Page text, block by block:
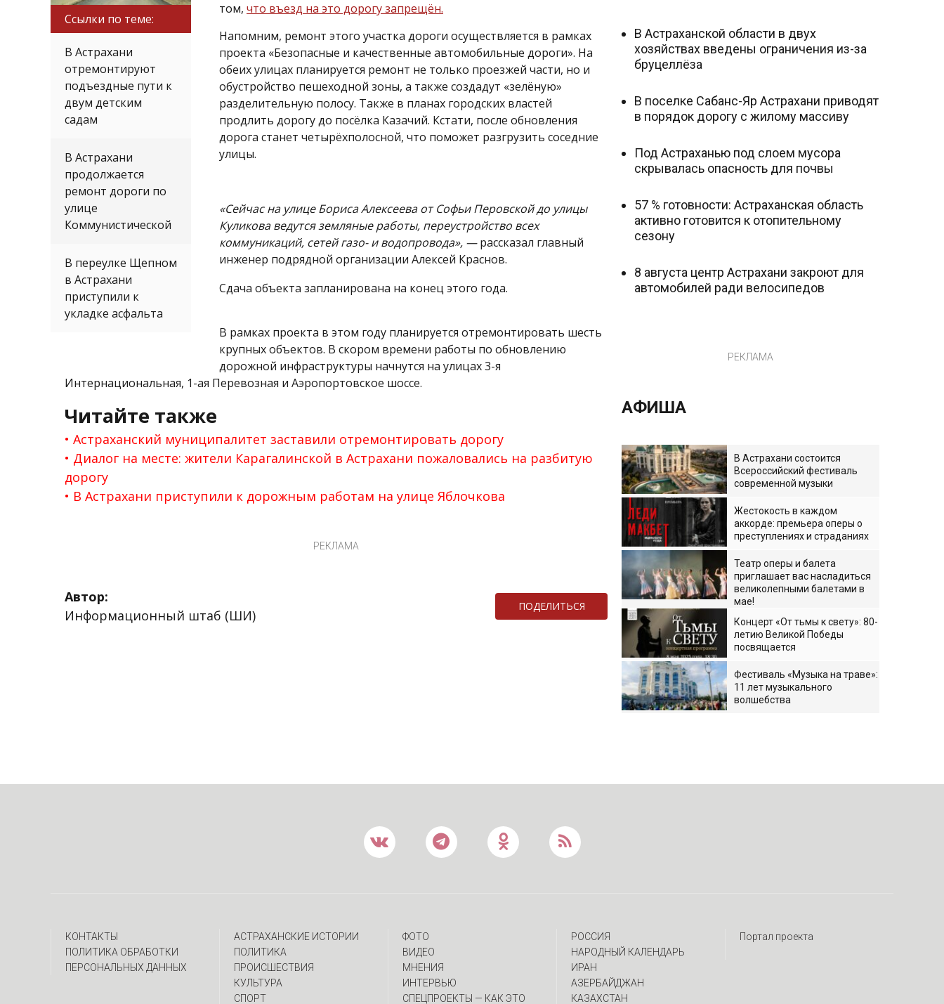
Ссылки по теме:
В Астрахани
отремонтируют
подъездные пути к
двум детским
садам
В Астрахани
продолжается
ремонт дороги по
улице
Коммунистической
В переулке Щепном
в Астрахани
приступили к
укладке асфальта
том, что въезд на это дорогу запрещён.
Напомним, ремонт этого участка дороги осуществляется в рамках
проекта «Безопасные и качественные автомобильные дороги». На
обеих улицах планируется ремонт не только проезжей части, но и
обустройство пешеходной зоны, а также создадут «зелёную»
разделительную полосу. Также в планах городских властей
продлить дорогу до посёлка Казачий. Кстати, после обновления
дорога станет четырёхполосной, что поможет разгрузить соседние
улицы.
«Сейчас на улице Бориса Алексеева от Софьи Перовской до улицы
Куликова ведутся земляные работы, переустройство всех
коммуникаций, сетей газо- и водопровода», —рассказал главный
инженер подрядной организации Алексей Краснов.
Сдача объекта запланирована на конец этого года.
В рамках проекта в этом году планируется отремонтировать шесть
крупных объектов. В скором времени работы по обновлению
дорожной инфраструктуры начнутся на улицах 3-я
Интернациональная, 1-ая Перевозная и Аэропортовское шоссе.
Читайте также
Астраханский муниципалитет заставили отремонтировать дорогу
Диалог на месте: жители Карагалинской в Астрахани пожаловались на разбитую
дорогу
В Астрахани приступили к дорожным работам на улице Яблочкова
РЕКЛАМА
Автор:
Информационный штаб (ШИ)
ПОДЕЛИТЬСЯ
В Астраханской области в двух
хозяйствах введены ограничения из-за
бруцеллёза
В поселке Сабанс-Яр Астрахани приводят
в порядок дорогу с жилому массиву
Под Астраханью под слоем мусора
скрывалась опасность для почвы
57 % готовности: Астраханская область
активно готовится к отопительному
сезону
8 августа центр Астрахани закроют для
автомобилей ради велосипедов
РЕКЛАМА
АФИША
В Астрахани состоится
Всероссийский фестиваль
современной музыки
Жестокость в каждом
аккорде: премьера оперы о
преступлениях и страданиях
Театр оперы и балета
приглашает вас насладиться
великолепными балетами в
мае!
Концерт «От тьмы к свету»: 80-
летию Великой Победы
посвящается
Фестиваль «Музыка на траве»:
11 лет музыкального
волшебства
КОНТАКТЫ
ПОЛИТИКА ОБРАБОТКИ
ПЕРСОНАЛЬНЫХ ДАННЫХ
АСТРАХАНСКИЕ ИСТОРИИ
ПОЛИТИКА
ПРОИСШЕСТВИЯ
КУЛЬТУРА
СПОРТ
ФОТО
ВИДЕО
МНЕНИЯ
ИНТЕРВЬЮ
CПЕЦПРОЕКТЫ — КАК ЭТО
РОССИЯ
НАРОДНЫЙ КАЛЕНДАРЬ
ИРАН
АЗЕРБАЙДЖАН
КАЗАХСТАН
Портал проекта